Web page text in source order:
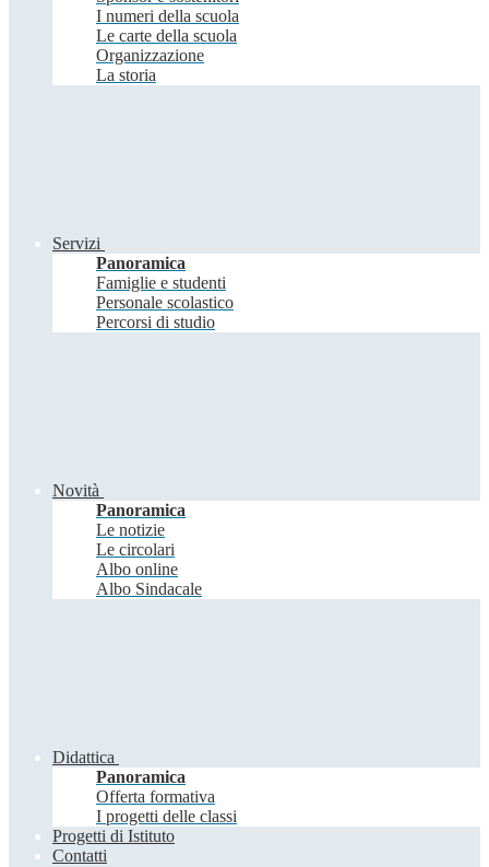
I numeri della scuola
Le carte della scuola
Organizzazione
La storia
Servizi
Panoramica
Famiglie e studenti
Personale scolastico
Percorsi di studio
Novità
Panoramica
Le notizie
Le circolari
Albo online
Albo Sindacale
Didattica
Panoramica
Offerta formativa
I progetti delle classi
Progetti di Istituto
Contatti